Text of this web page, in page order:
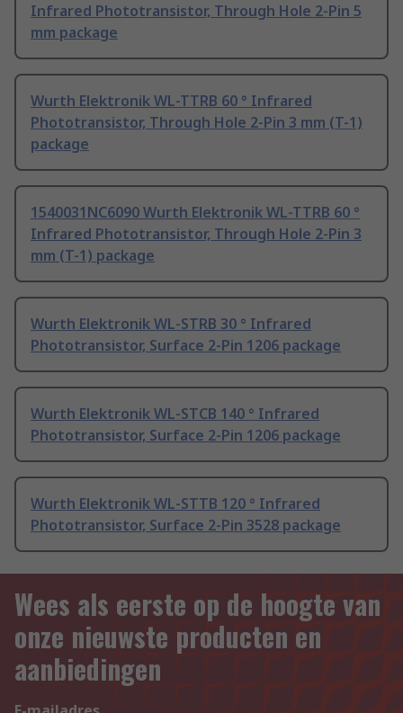
Infrared Phototransistor, Through Hole 2-Pin 5
mm package
Wurth Elektronik WL-TTRB 60 ° Infrared
Phototransistor, Through Hole 2-Pin 3 mm (T-1)
package
1540031NC6090 Wurth Elektronik WL-TTRB 60 °
Infrared Phototransistor, Through Hole 2-Pin 3
mm (T-1) package
Wurth Elektronik WL-STRB 30 ° Infrared
Phototransistor, Surface 2-Pin 1206 package
Wurth Elektronik WL-STCB 140 ° Infrared
Phototransistor, Surface 2-Pin 1206 package
Wurth Elektronik WL-STTB 120 ° Infrared
Phototransistor, Surface 2-Pin 3528 package
Wees als eerste op de hoogte van
onze nieuwste producten en
aanbiedingen